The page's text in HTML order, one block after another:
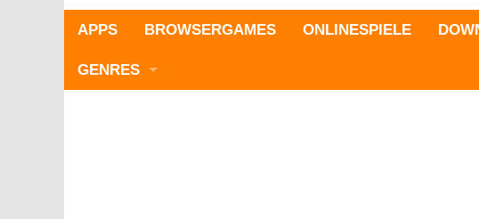
APPS BROWSERGAMES ONLINESPIELE
GENRES